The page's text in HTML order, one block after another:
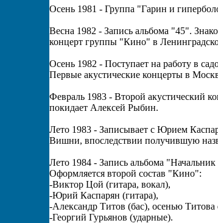
Осень 1981 - Группа "Гарин и
Весна 1982 - Запись альбома "45".
концерт группы "Кино" в
Осень 1982 - Поступает на работу в
Первые акустические концерты в
Февраль 1983 - Второй акустический
покидает Алексей Рыбин.
Лето 1983 - Записывает с Юрием
Вишни, впоследствии получившую
Лето 1984 - Запись альбома
Оформляется второй состав "Кино":
-Виктор Цой (гитара, вокал),
-Юрий Каспарян (гитара),
-Александр Титов (бас), осенью
-Георгий Гурьянов (ударные).